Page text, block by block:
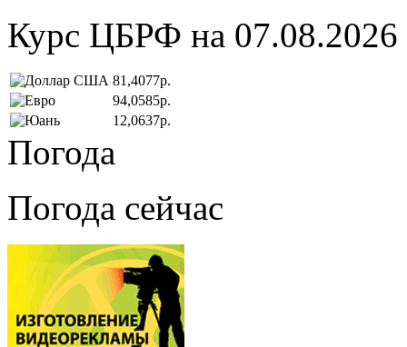
Курс ЦБРФ на 07.08.2026
81,4077р.
94,0585р.
12,0637р.
Погода
Погода сейчас